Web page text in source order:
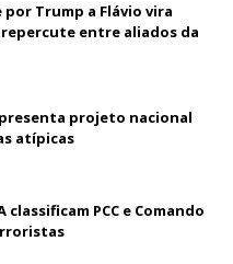
Trump a Flávio vira
entre aliados da
projeto nacional
atípicas
classificam PCC e Comando